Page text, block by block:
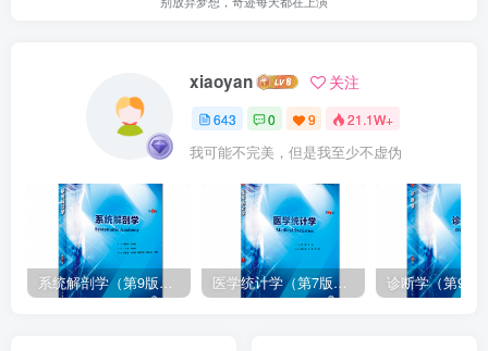
xiaoyan 关注
643 0 9 21.1W+
我可能不完美，但是我至少不虚伪
系统解剖学（第9版）丁文龙主编_人卫版教材.PDF电子书下载 医学统计学（第7版）李康主编_人卫版教材.PDF电子书下载